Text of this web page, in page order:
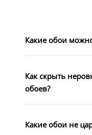
Какие обои
Как скрыть
обоев?
Какие обои не